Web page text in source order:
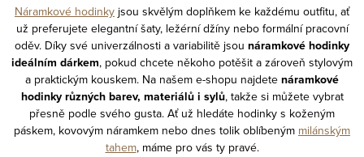
v
y
v
á
n
Náramkové hodinky jsou skvělým doplňkem ke každému outfitu, ať
už preferujete elegantní šaty, ležérní džíny nebo formální pracovní
oděv. Díky své univerzálnosti a variabilitě jsou náramkové hodinky
ideálním dárkem, pokud chcete někoho potěšit a zároveň stylovým
a praktickým kouskem. Na našem e-shopu najdete náramkové
hodinky různých barev, materiálů i sylů, takže si můžete vybrat
přesně podle svého gusta. Ať už hledáte hodinky s koženým
páskem, kovovým náramkem nebo dnes tolik oblíbeným milánským
tahem, máme pro vás ty pravé.